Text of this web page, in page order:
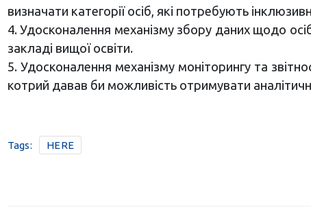
визначати категорії осіб, які потребують
4. Удосконалення механізму збору даних щодо
закладі вищої освіти.
5. Удосконалення механізму моніторингу та
котрий давав би можливість отримувати
Tags: HERE